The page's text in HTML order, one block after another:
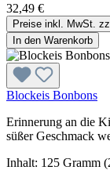
32,49 €
Preise inkl. MwSt.
In den Warenkorb
Blockeis Bonbons
Erinnerung an die
süßer Geschmack
Inhalt: 125 Gramm